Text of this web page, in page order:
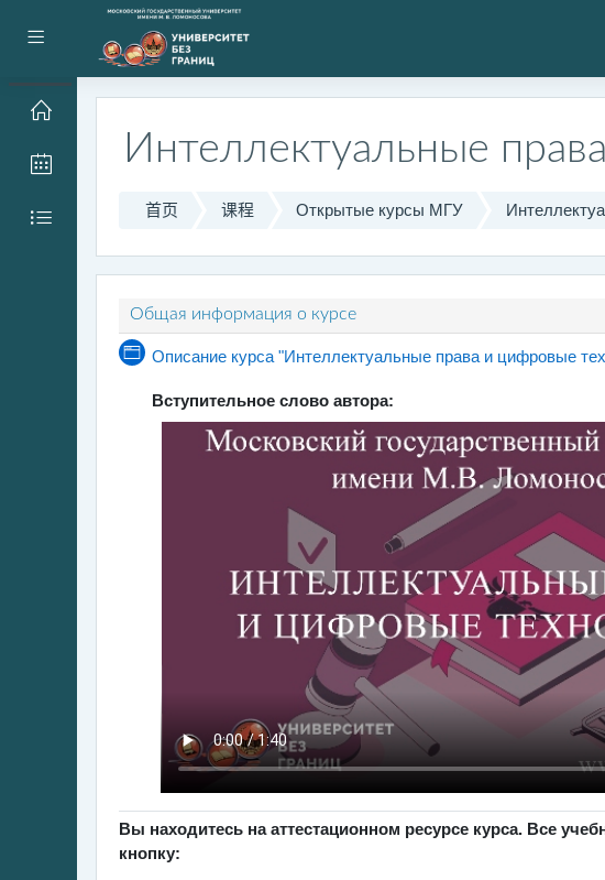
停靠面板
跳到主要内容
Интеллектуальные
首页 课程 Открытые курсы МГУ
主题目录
Общая информация о курсе
Описание курса "Интеллектуальные права и цифровые
Вступительное слово автора:
Вы находитесь на аттестационном ресурсе курса. Все
кнопку: